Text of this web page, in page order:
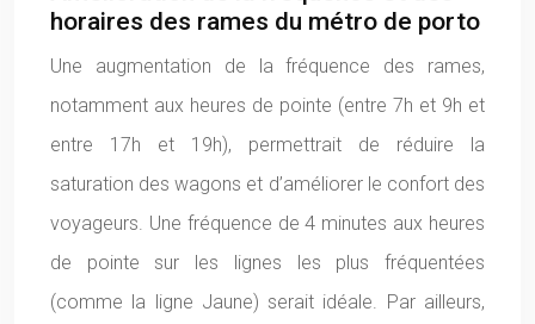
horaires des rames du métro de porto
Une augmentation de la fréquence des rames,
notamment aux heures de pointe (entre 7h et 9h et
entre 17h et 19h), permettrait de réduire la
saturation des wagons et d’améliorer le confort des
voyageurs. Une fréquence de 4 minutes aux heures
de pointe sur les lignes les plus fréquentées
(comme la ligne Jaune) serait idéale. Par ailleurs,